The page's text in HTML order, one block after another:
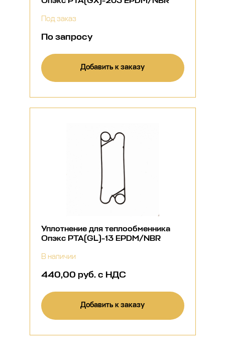
Под заказ
По запросу
Добавить к заказу
Уплотнение для теплообменника
Опэкс РТА(GL)-13 EPDM/NBR
В наличии
440,00 руб. с НДС
Добавить к заказу